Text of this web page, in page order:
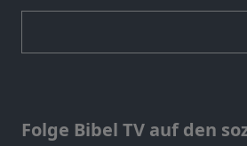
Folge Bibel TV auf den